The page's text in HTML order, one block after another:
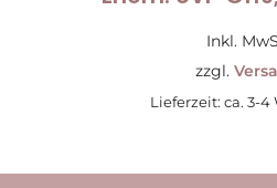
Inkl.
zzgl.
Lieferzeit: ca. 3-4